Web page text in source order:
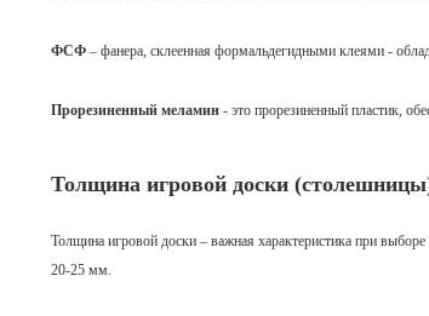
ФСФ – фанера, склеенная формальдегидными клеями -
Прорезиненный меламин - это прорезиненный пластик,
Толщина игровой доски
Толщина игровой доски – важная характеристика при
20-25 мм.